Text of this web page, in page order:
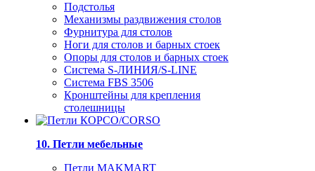
Подстолья
Механизмы раздвижения столов
Фурнитура для столов
Ноги для столов и барных стоек
Опоры для столов и барных стоек
Система S-ЛИНИЯ/S-LINE
Система FBS 3506
Кронштейны для крепления
столешницы
10. Петли мебельные
Петли MAKMART